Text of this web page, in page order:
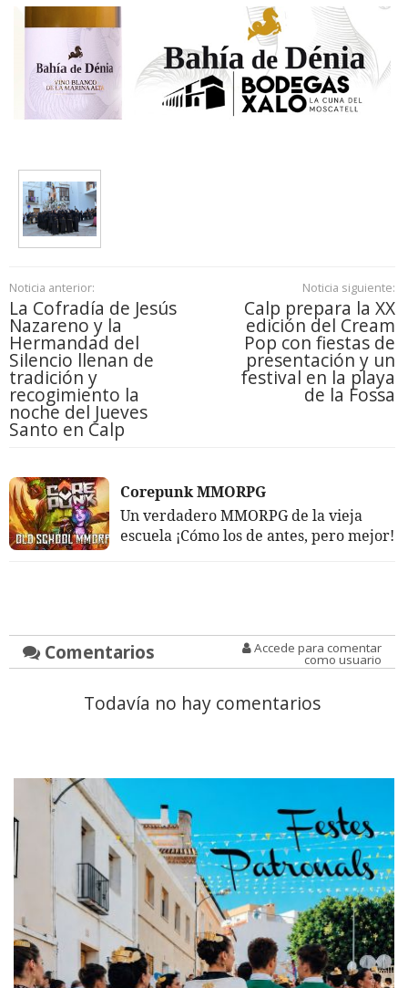
Noticia anterior:
La Cofradía de Jesús
Nazareno y la
Hermandad del
Silencio llenan de
tradición y
recogimiento la
noche del Jueves
Santo en Calp
Noticia siguiente:
Calp prepara la XX
edición del Cream
Pop con fiestas de
presentación y un
festival en la playa
de la Fossa
Corepunk MMORPG
Un verdadero MMORPG de la vieja
escuela ¡Cómo los de antes, pero mejor!
Comentarios Accede para comentar
como usuario
Todavía no hay comentarios